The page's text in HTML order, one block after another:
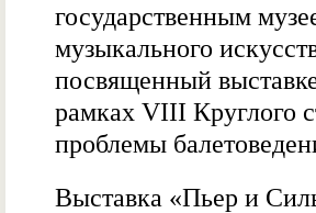
государственным
музыкального
посвященный
рамках VIII Круглого
проблемы
Выставка «Пьер и